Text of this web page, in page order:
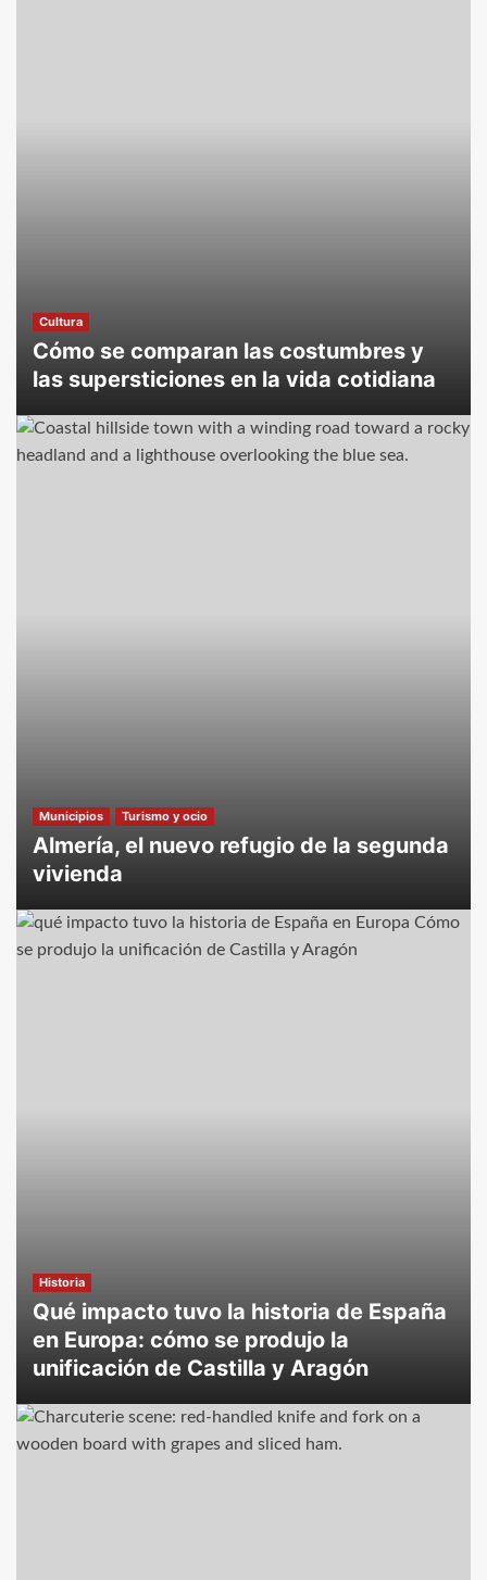
Cultura
Cómo se comparan las costumbres y
las supersticiones en la vida cotidiana
Municipios Turismo y ocio
Almería, el nuevo refugio de la segunda
vivienda
Historia
Qué impacto tuvo la historia de España
en Europa: cómo se produjo la
unificación de Castilla y Aragón